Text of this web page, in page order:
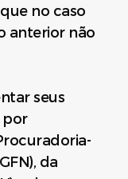
no caso
anterior não
seus
por
da